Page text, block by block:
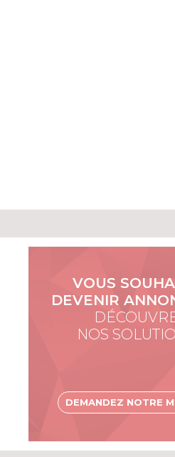
VOUS
DEVENIR
NOS
DEMANDEZ NOTRE